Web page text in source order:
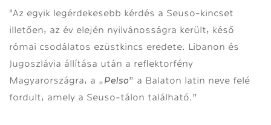
"Az egyik legérdekesebb kérdés a Seuso-kincset
illetően, az év elején nyilvánosságra került, késő
római csodálatos ezüstkincs eredete. Libanon és
Jugoszlávia állítása után a reflektorfény
Magyarországra, a „Pelso” a Balaton latin neve felé
fordult, amely a Seuso-tálon található.”